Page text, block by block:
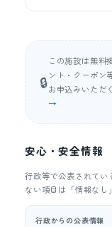
🔒
この施設は無料
ント・クーポン
お申込みいただ
→
安心・安全情報
行政等で公表されてい
ない項目は「情報なし
行政からの公表情報